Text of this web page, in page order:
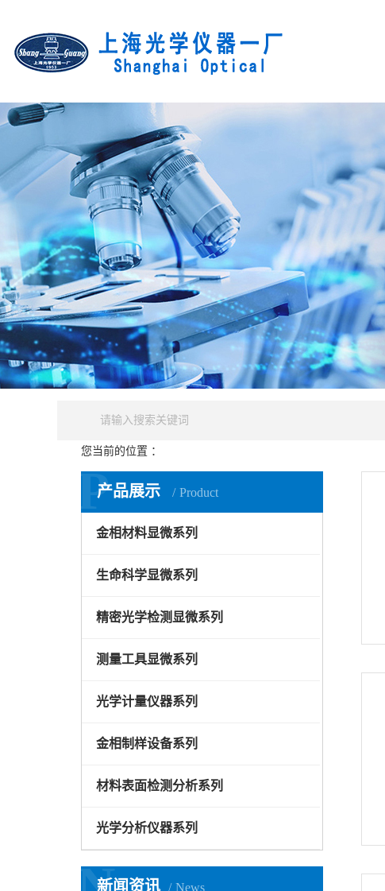
您当前的位置 ：
产品展示 Product
P
金相材料显微系列
生命科学显微系列
精密光学检测显微系列
测量工具显微系列
光学计量仪器系列
金相制样设备系列
材料表面检测分析系列
光学分析仪器系列
新闻资讯 News